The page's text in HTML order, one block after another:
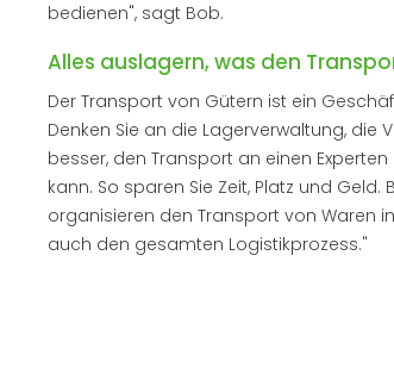
bedienen", sagt Bob.
Alles auslagern, was den
Der Transport von Gütern ist ein
Denken Sie an die Lagerverwaltung, die
besser, den Transport an einen
kann. So sparen Sie Zeit, Platz und
organisieren den Transport von Waren
auch den gesamten Logistikprozess."